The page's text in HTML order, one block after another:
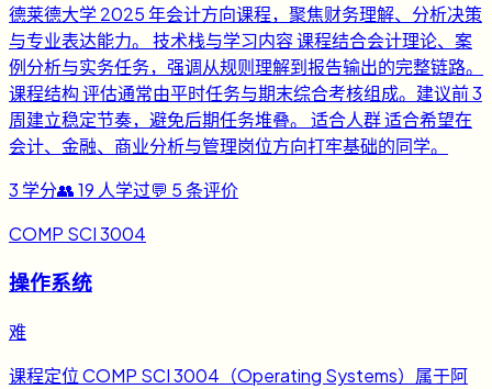
德莱德大学 2025 年会计方向课程，聚焦财务理解、分析决策
与专业表达能力。 技术栈与学习内容 课程结合会计理论、案
例分析与实务任务，强调从规则理解到报告输出的完整链路。
课程结构 评估通常由平时任务与期末综合考核组成。建议前 3
周建立稳定节奏，避免后期任务堆叠。 适合人群 适合希望在
会计、金融、商业分析与管理岗位方向打牢基础的同学。
3 学分👥19 人学过💬 5条评价
COMP SCI 3004
操作系统
难
课程定位 COMP SCI 3004（Operating Systems）属于阿